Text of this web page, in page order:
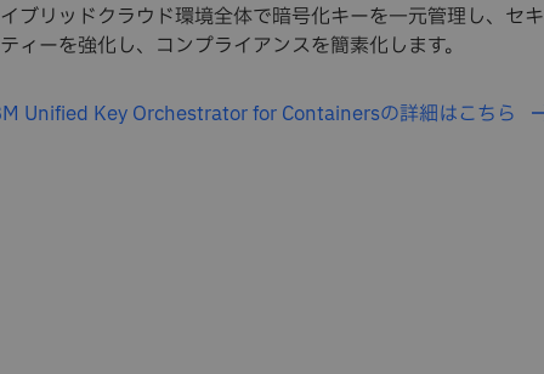
ブリッドクラウド環境全体で暗号化キーを一元管理し、セ
ィーを強化し、コンプライアンスを簡素化します。
Unified Key Orchestrator for Containersの詳細はこちら